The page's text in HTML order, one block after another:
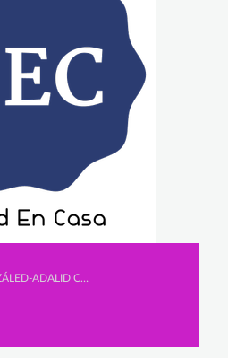
Secundaria, IGNACIO GONZÁLED-ADALID CHOZAS, JOSÉ GONZÁLEZ-ADALID LLABRÉS y ÁLVARO VALDÉS PIRIZ